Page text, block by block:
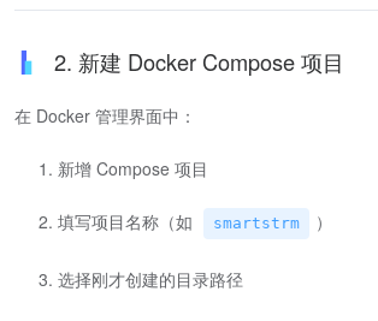
2. 新建 Docker Compose 项目
在 Docker 管理界面中：
新增 Compose 项目
填写项目名称（如 smartstrm ）
选择刚才创建的目录路径